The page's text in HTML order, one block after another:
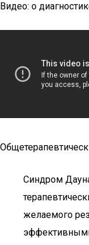
Видео: о
Синдром
желаемого